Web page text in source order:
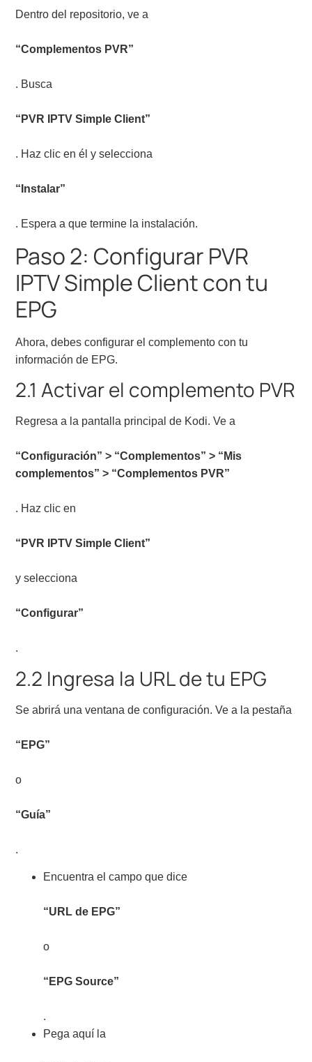
Dentro del repositorio, ve a
“Complementos PVR”
. Busca
“PVR IPTV Simple Client”
. Haz clic en él y selecciona
“Instalar”
. Espera a que termine la instalación.
Paso 2: Configurar PVR
IPTV Simple Client con tu
EPG
Ahora, debes configurar el complemento con tu
información de EPG.
2.1 Activar el complemento PVR
Regresa a la pantalla principal de Kodi. Ve a
“Configuración” > “Complementos” > “Mis
complementos” > “Complementos PVR”
. Haz clic en
“PVR IPTV Simple Client”
y selecciona
“Configurar”
.
2.2 Ingresa la URL de tu EPG
Se abrirá una ventana de configuración. Ve a la pestaña
“EPG”
o
“Guía”
.
Encuentra el campo que dice
“URL de EPG”
o
“EPG Source”
.
Pega aquí la